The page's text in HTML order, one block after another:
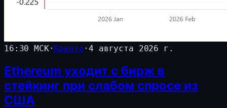
16:30 МСК · Крипто·4 августа 2026 г.
Ethereum уходит с бирж в
стейкинг при слабом спросе из
США